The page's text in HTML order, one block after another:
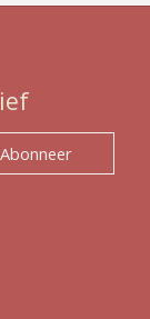
Abonneer